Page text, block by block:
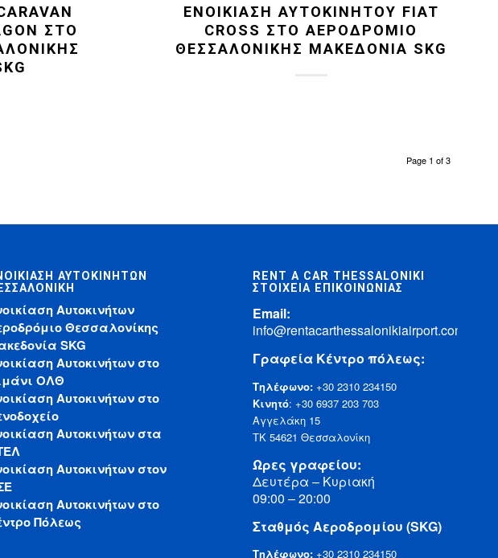
ΣΤΟ
ΕΝΟΙΚΊΑΣΗ ΑΥΤΟΚΙΝΉΤΟΥ FIAT
CROSS ΣΤΟ ΑΕΡΟΔΡΌΜΙΟ
ΘΕΣΣΑΛΟΝΊΚΗΣ ΜΑΚΕΔΟΝΊΑ SKG
Page 1 of 3
ΑΥΤΟΚΙΝΉΤΩΝ
Αυτοκινήτων
Θεσσαλονίκης
SKG
Αυτοκινήτων στο
ΟΛΘ
Αυτοκινήτων στο
Αυτοκινήτων στα
Αυτοκινήτων στον
Αυτοκινήτων στο
Πόλεως
RENT A CAR THESSALONIKI
ΣΤΟΙΧΕΊΑ ΕΠΙΚΟΙΝΩΝΊΑΣ
Email:
info@rentacarthessalonikiairport.com
Γραφεία Κέντρο πόλεως:
Τηλέφωνο: +30 2310 234150
Κινητό: +30 6937 203 703
Αγγελάκη 15
ΤΚ 54621 Θεσσαλονίκη
Ωρες γραφείου:
Δευτέρα – Κυριακή
09:00 – 20:00
Σταθμός Αεροδρομίου (SKG)
Τηλέφωνο: +30 2310 234150